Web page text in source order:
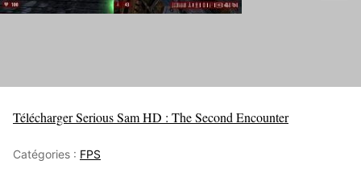
Télécharger Serious Sam HD : The Second Encounter
Catégories : FPS